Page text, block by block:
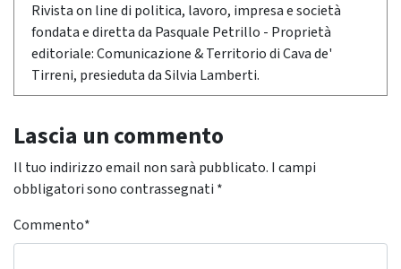
Rivista on line di politica, lavoro, impresa e società
fondata e diretta da Pasquale Petrillo - Proprietà
editoriale: Comunicazione & Territorio di Cava de'
Tirreni, presieduta da Silvia Lamberti.
Lascia un commento
Il tuo indirizzo email non sarà pubblicato. I campi
obbligatori sono contrassegnati *
Commento*